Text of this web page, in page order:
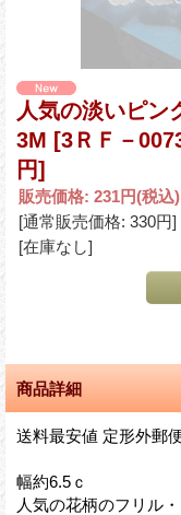
人気の淡いピ
3M [3ＲＦ－
円]
販売価格: 231円(税込)
[通常販売価格: 330円]
[在庫なし]
商品詳細
送料最安値 定形外郵
幅約6.5ｃ
人気の花柄のフリル